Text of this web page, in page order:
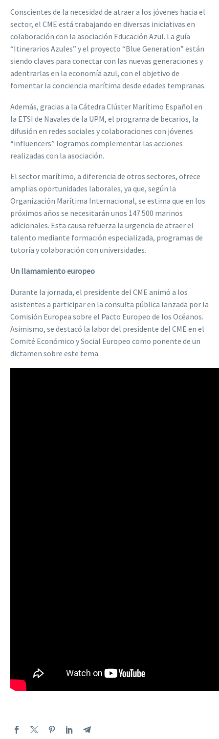
Conscientes de la necesidad de atraer a los jóvenes hacia el
sector, el CME está trabajando en diversas iniciativas en
colaboración con la asociación Educación Azul. La guía
“Itinerarios Azules” y el proyecto “Blue Generation” están
siendo claves para conectar con las nuevas generaciones y
adentrarlas en la economía azul, con el objetivo de
fomentar la conciencia marítima desde edades tempranas.
Además, gracias a la Cátedra Clúster Marítimo Español en
la ETSI de Navales de la UPM, el programa de becarios, la
difusión en redes sociales y colaboraciones con jóvenes
“influencers” logramos complementar las acciones
realizadas con la asociación.
El sector marítimo, a diferencia de otros sectores, ofrece
amplias oportunidades laborales, ya que, según la
Organización Marítima Internacional, se estima que en los
próximos años se necesitarán unos 147.500 marinos
adicionales. Esta causa refuerza la urgencia de atraer el
talento mediante formación especializada, programas de
tutoría y colaboración con universidades.
Un llamamiento europeo
Durante la jornada, el presidente del CME animó a los
asistentes a participar en la consulta pública lanzada por la
Comisión Europea sobre el Pacto Europeo de los Océanos.
Asimismo, se destacó la labor del presidente del CME en el
Comité Económico y Social Europeo como ponente de un
dictamen sobre este tema.